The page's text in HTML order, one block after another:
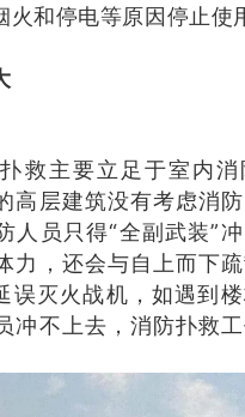
火和停电等原因停止使
救主要立足于室内消
高层建筑没有考虑消
人员只得“全副武装”冲
力，还会与自上而下
误灭火战机，如遇到
冲不上去，消防扑救